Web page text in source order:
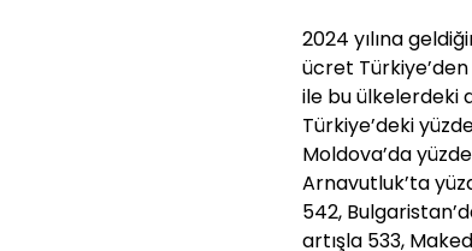
2024 yılına
ücret
ile bu ülkelerdeki
Türkiye’deki
Moldova’da
Arnavutluk’ta
542,
artışla 533,